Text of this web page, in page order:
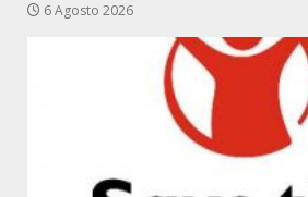
6 Agosto 2026